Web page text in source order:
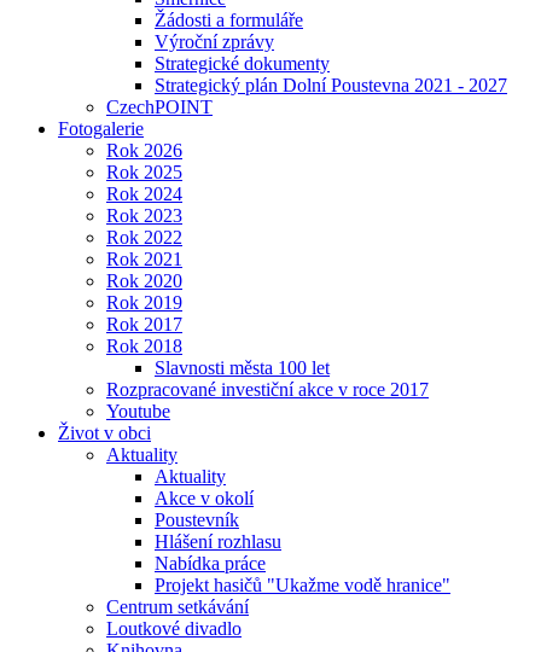
Žádosti a formuláře
Výroční zprávy
Strategické dokumenty
Strategický plán Dolní Poustevna 2021 - 2027
CzechPOINT
Fotogalerie
Rok 2026
Rok 2025
Rok 2024
Rok 2023
Rok 2022
Rok 2021
Rok 2020
Rok 2019
Rok 2017
Rok 2018
Slavnosti města 100 let
Rozpracované investiční akce v roce 2017
Youtube
Život v obci
Aktuality
Aktuality
Akce v okolí
Poustevník
Hlášení rozhlasu
Nabídka práce
Projekt hasičů "Ukažme vodě hranice"
Centrum setkávání
Loutkové divadlo